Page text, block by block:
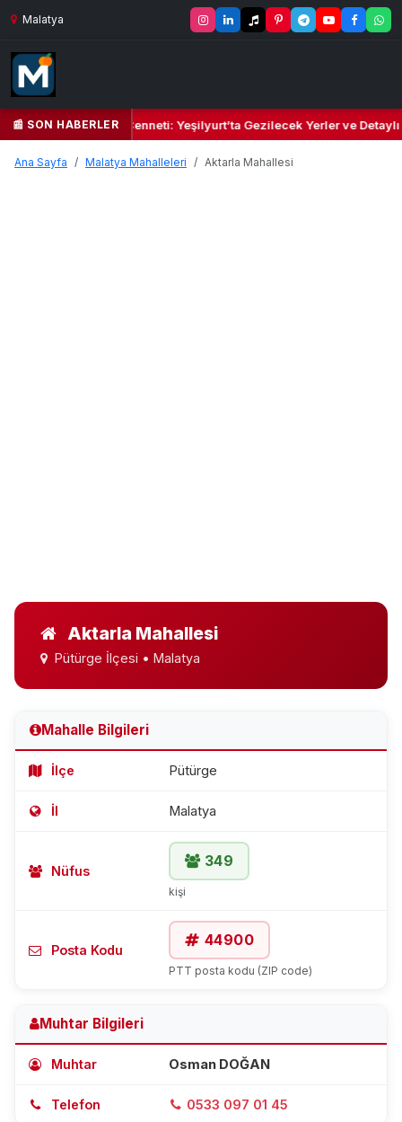
Malatya
📰 SON HABERLER
Yeşil Kalbi ve Kültür Cenneti: Yeşilyurt’ta Gezilecek Yerler ve Detaylı
Ana Sayfa Malatya Mahalleleri Aktarla Mahallesi
Aktarla Mahallesi
Pütürge İlçesi • Malatya
Mahalle Bilgileri
İlçe Pütürge
İl Malatya
Nüfus
349
kişi
Posta Kodu
44900
PTT posta kodu (ZIP code)
Muhtar Bilgileri
Muhtar Osman DOĞAN
Telefon 0533 097 01 45